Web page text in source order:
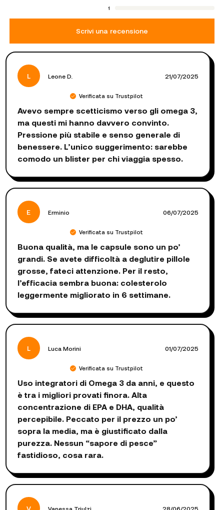
1
Scrivi una recensione
L Leone D. 21/07/2025
Verificata su Trustpilot
Avevo sempre scetticismo verso gli omega 3,
ma questi mi hanno davvero convinto.
Pressione più stabile e senso generale di
benessere. L’unico suggerimento: sarebbe
comodo un blister per chi viaggia spesso.
E Erminio 06/07/2025
Verificata su Trustpilot
Buona qualità, ma le capsule sono un po’
grandi. Se avete difficoltà a deglutire pillole
grosse, fateci attenzione. Per il resto,
l’efficacia sembra buona: colesterolo
leggermente migliorato in 6 settimane.
L Luca Morini 01/07/2025
Verificata su Trustpilot
Uso integratori di Omega 3 da anni, e questo
è tra i migliori provati finora. Alta
concentrazione di EPA e DHA, qualità
percepibile. Peccato per il prezzo un po’
sopra la media, ma è giustificato dalla
purezza. Nessun “sapore di pesce”
fastidioso, cosa rara.
V Vanessa Triulzi 28/06/2025